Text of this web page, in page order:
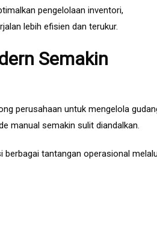
pengelolaan inventori,
lebih efisien dan terukur.
Semakin
perusahaan untuk mengelola
manual semakin sulit diandalkan.
tantangan operasional